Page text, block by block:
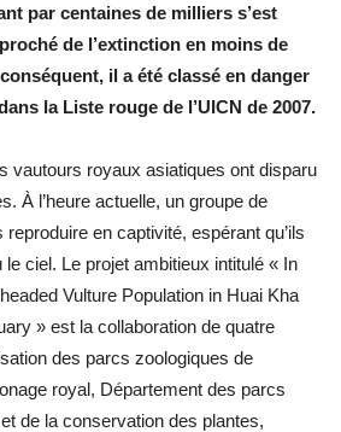
par centaines de milliers s’est
de l’extinction en moins de
il a été classé en danger
la Liste rouge de l’UICN de 2007.
vautours royaux asiatiques ont disparu
À l’heure actuelle, un groupe de
en captivité, espérant qu’ils
ciel. Le projet ambitieux intitulé « In
Vulture Population in Huai Kha
» est la collaboration de quatre
des parcs zoologiques de
royal, Département des parcs
de la conservation des plantes,